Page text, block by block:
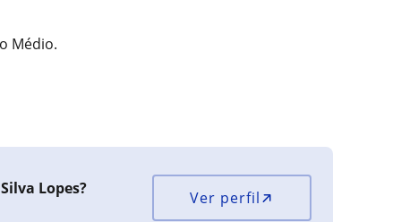
Médio.
Lopes? Ver perfil